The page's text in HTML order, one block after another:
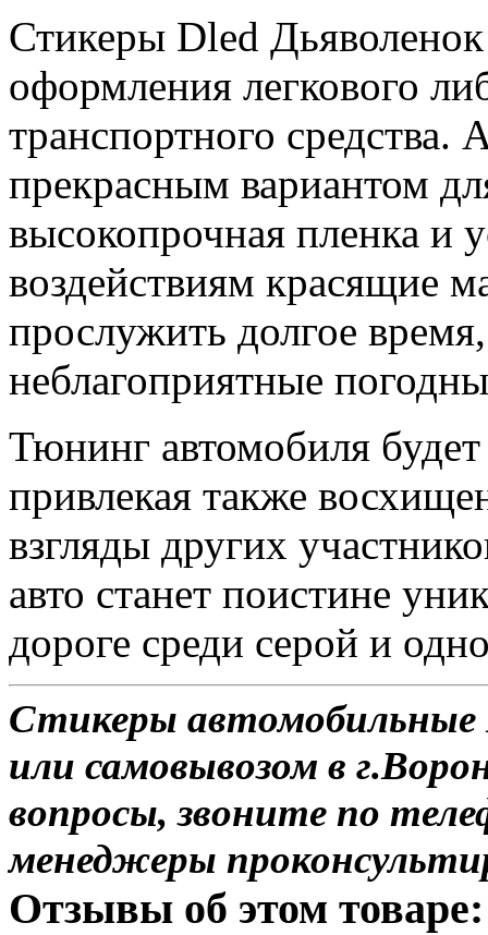
Стикеры Dled
оформления легкового
транспортного средства.
прекрасным вариантом
высокопрочная пленка и
воздействиям красящие
прослужить долгое
неблагоприятные
Тюнинг автомобиля
привлекая также
взгляды других
авто станет поистине
дороге среди серой и
Стикеры автомобильные
или самовывозом в
вопросы, звоните по
менеджеры
Отзывы об этом товаре: